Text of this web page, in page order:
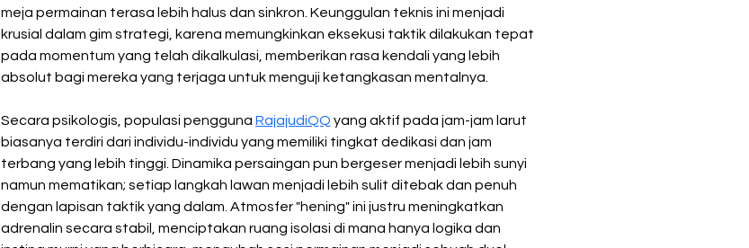
meja permainan terasa lebih halus dan sinkron. Keunggulan teknis ini menjadi
krusial dalam gim strategi, karena memungkinkan eksekusi taktik dilakukan tepat
pada momentum yang telah dikalkulasi, memberikan rasa kendali yang lebih
absolut bagi mereka yang terjaga untuk menguji ketangkasan mentalnya.
Secara psikologis, populasi pengguna RajajudiQQ yang aktif pada jam-jam larut
biasanya terdiri dari individu-individu yang memiliki tingkat dedikasi dan jam
terbang yang lebih tinggi. Dinamika persaingan pun bergeser menjadi lebih sunyi
namun mematikan; setiap langkah lawan menjadi lebih sulit ditebak dan penuh
dengan lapisan taktik yang dalam. Atmosfer "hening" ini justru meningkatkan
adrenalin secara stabil, menciptakan ruang isolasi di mana hanya logika dan